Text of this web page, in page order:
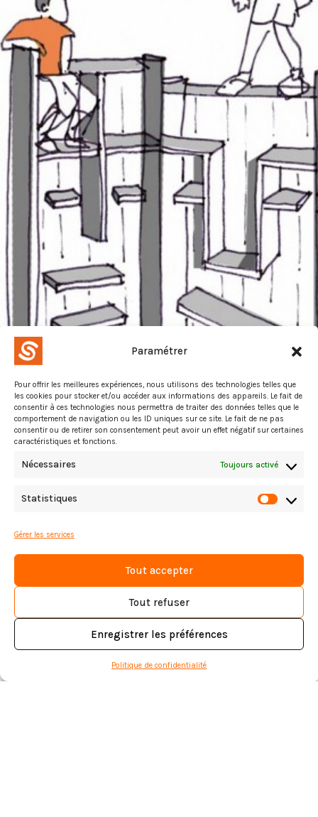
Paramétrer
Pour offrir les meilleures expériences, nous utilisons des technologies telles que
les cookies pour stocker et/ou accéder aux informations des appareils. Le fait de
consentir à ces technologies nous permettra de traiter des données telles que le
comportement de navigation ou les ID uniques sur ce site. Le fait de ne pas
consentir ou de retirer son consentement peut avoir un effet négatif sur certaines
caractéristiques et fonctions.
Nécessaires Toujours activé
Statistiques
Gérer les services
Tout accepter
Tout refuser
Enregistrer les préférences
Politique de confidentialité